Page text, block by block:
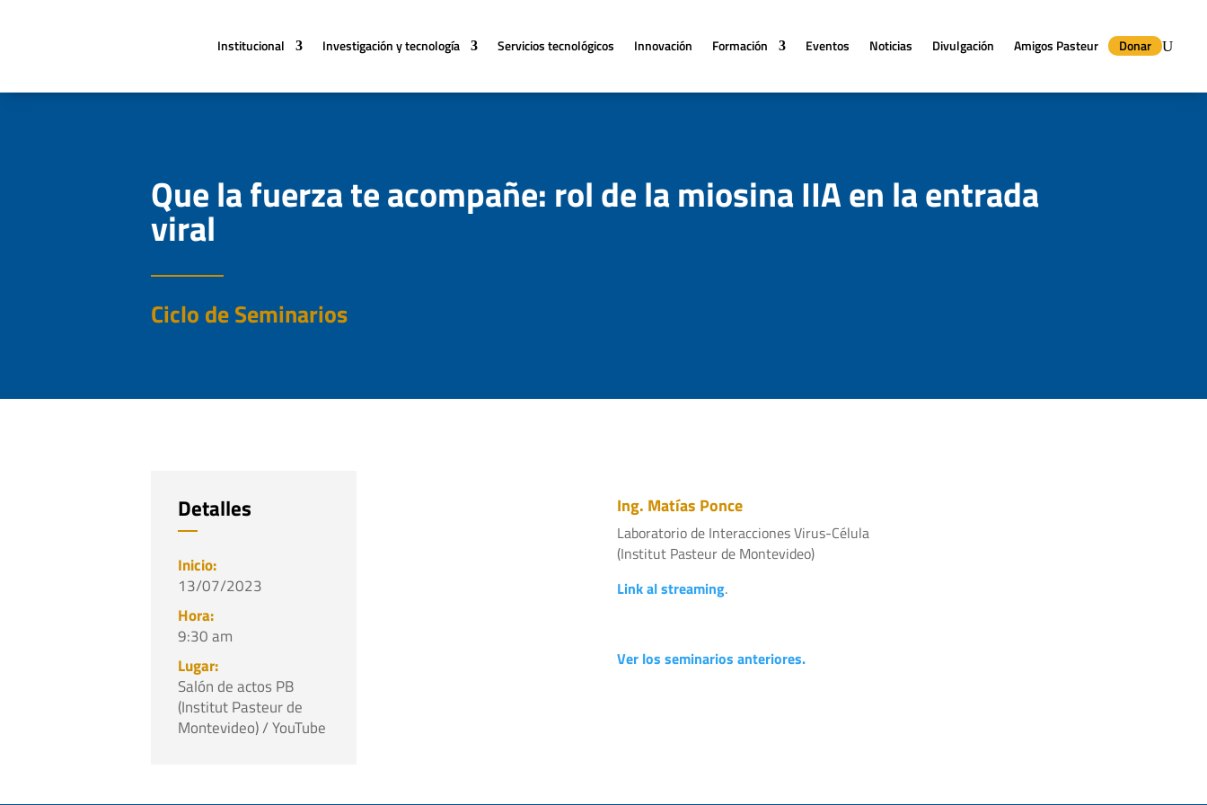
Institucional Investigación y tecnología Servicios tecnológicos Innovación Formación Eventos Noticias Divulgación Amigos Pasteur Donar
Que la fuerza te acompañe: rol de la miosina IIA en la entrada
viral
Ciclo de Seminarios
Detalles
13/07/2023
9:30 am
Salón de actos PB
(Institut Pasteur de
Montevideo) / YouTube
Ing. Matías Ponce
Laboratorio de Interacciones Virus-Célula
(Institut Pasteur de Montevideo)
Link al streaming.
Ver los seminarios anteriores.